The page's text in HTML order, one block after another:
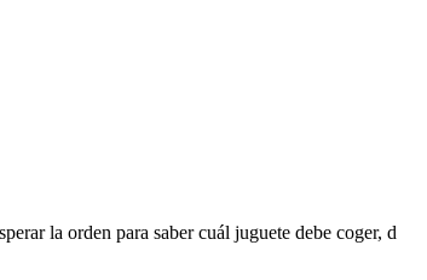
la orden para saber cuál juguete debe coger, d